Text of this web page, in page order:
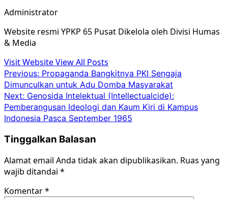
Administrator
Website resmi YPKP 65 Pusat Dikelola oleh Divisi Humas
& Media
Visit WebsiteView All Posts
Post
navigation
Previous: Propaganda Bangkitnya PKI Sengaja
Dimunculkan untuk Adu Domba Masyarakat
Next: Genosida Intelektual (Intellectualcide):
Pemberangusan Ideologi dan Kaum Kiri di Kampus
Indonesia Pasca September 1965
Tinggalkan Balasan
Alamat email Anda tidak akan dipublikasikan. Ruas yang
wajib ditandai *
Komentar*